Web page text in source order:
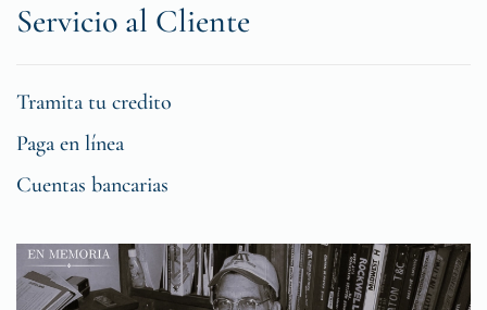
Servicio al Cliente
Tramita tu credito
Paga en línea
Cuentas bancarias